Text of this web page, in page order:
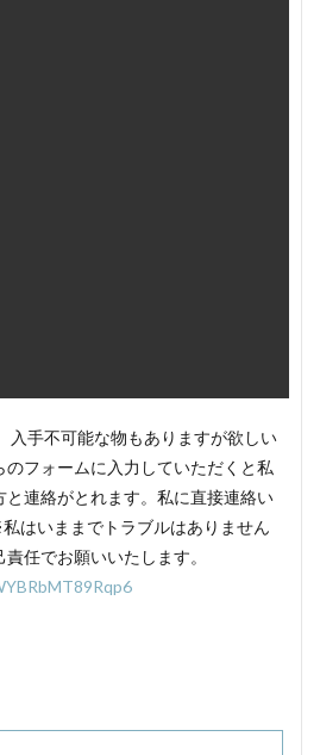
入手不可能な物もありますが欲しい
フォームに入力していただくと私
連絡がとれます。私に直接連絡い
はいままでトラブルはありません
任でお願いいたします。